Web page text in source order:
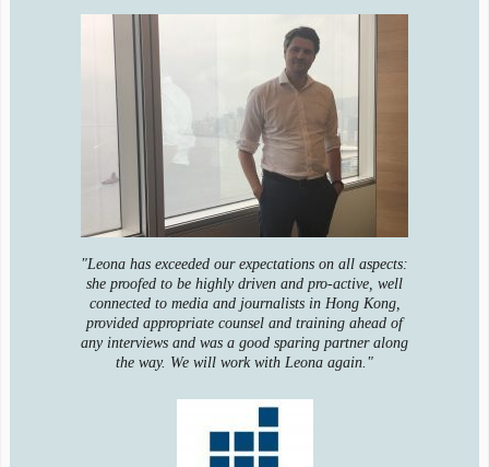
"Leona has exceeded our expectations on all aspects:
she proofed to be highly driven and pro-active, well
connected to media and journalists in Hong Kong,
provided appropriate counsel and training ahead of
any interviews and was a good sparing partner along
the way. We will work with Leona again."